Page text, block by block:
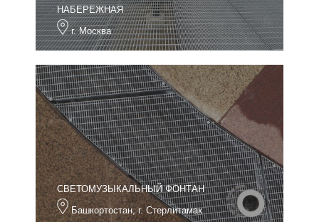
НАБЕРЕЖНАЯ
г. Москва
СВЕТОМУЗЫКАЛЬНЫЙ ФОНТАН
Башкортостан, г. Стерлитамак